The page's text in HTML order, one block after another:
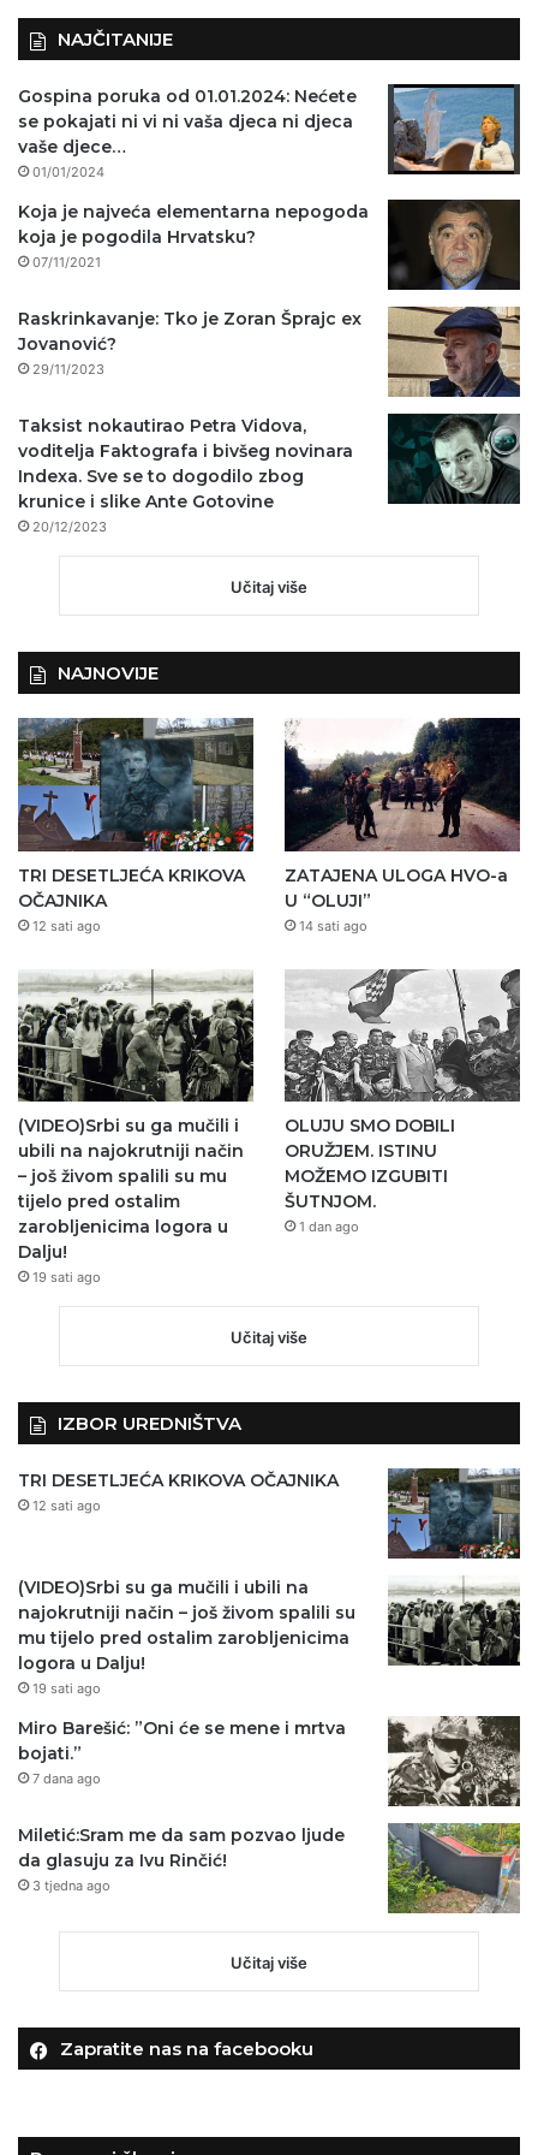
NAJČITANIJE
Gospina poruka od 01.01.2024: Nećete
se pokajati ni vi ni vaša djeca ni djeca
vaše djece…
01/01/2024
Koja je najveća elementarna nepogoda
koja je pogodila Hrvatsku?
07/11/2021
Raskrinkavanje: Tko je Zoran Šprajc ex
Jovanović?
29/11/2023
Taksist nokautirao Petra Vidova,
voditelja Faktografa i bivšeg novinara
Indexa. Sve se to dogodilo zbog
krunice i slike Ante Gotovine
20/12/2023
Učitaj više
NAJNOVIJE
TRI DESETLJEĆA KRIKOVA
OČAJNIKA
12 sati ago
ZATAJENA ULOGA HVO-a
U “OLUJI”
14 sati ago
(VIDEO)Srbi su ga mučili i
ubili na najokrutniji način
– još živom spalili su mu
tijelo pred ostalim
zarobljenicima logora u
Dalju!
19 sati ago
OLUJU SMO DOBILI
ORUŽJEM. ISTINU
MOŽEMO IZGUBITI
ŠUTNJOM.
1 dan ago
Učitaj više
IZBOR UREDNIŠTVA
TRI DESETLJEĆA KRIKOVA OČAJNIKA
12 sati ago
(VIDEO)Srbi su ga mučili i ubili na
najokrutniji način – još živom spalili su
mu tijelo pred ostalim zarobljenicima
logora u Dalju!
19 sati ago
Miro Barešić: ”Oni će se mene i mrtva
bojati.”
7 dana ago
Miletić:Sram me da sam pozvao ljude
da glasuju za Ivu Rinčić!
3 tjedna ago
Učitaj više
Zapratite nas na facebooku